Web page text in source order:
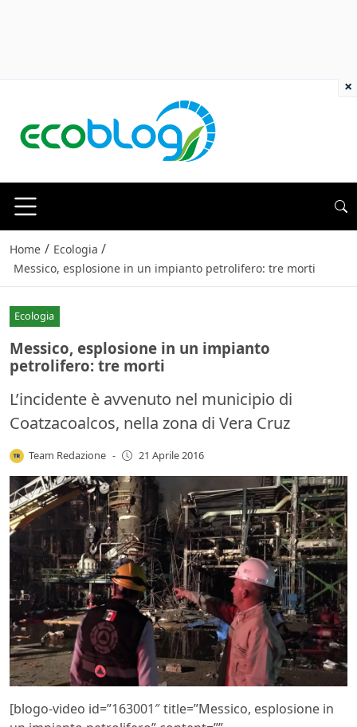
Home / Ecologia /
Messico, esplosione in un impianto petrolifero: tre morti
Ecologia
Messico, esplosione in un impianto
petrolifero: tre morti
L’incidente è avvenuto nel municipio di
Coatzacoalcos, nella zona di Vera Cruz
Team Redazione - 21 Aprile 2016
[blogo-video id=”163001″ title=”Messico, esplosione in
×